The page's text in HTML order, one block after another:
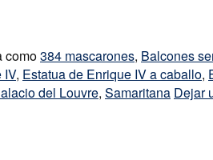
como384 mascarones, Balcones
IV, Estatua de Enrique IV a caballo,
del Louvre, Samaritana Dejar